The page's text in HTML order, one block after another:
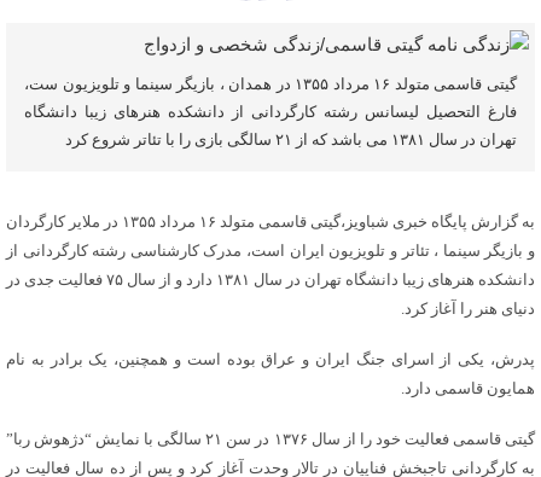
گیتی قاسمی متولد ۱۶ مرداد ۱۳۵۵ در همدان ، بازیگر سینما و تلویزیون ست،
فارغ التحصیل لیسانس رشته کارگردانی از دانشکده هنرهای زیبا دانشگاه
تهران در سال ۱۳۸۱ می باشد که از ۲۱ سالگی بازی را با تئاتر شروع کرد
به گزارش پایگاه خبری شباویز،گیتی قاسمی متولد ۱۶ مرداد ۱۳۵۵ در ملایر کارگردان
و بازیگر سینما ، تئاتر و تلویزیون ایران است، مدرک کارشناسی رشته کارگردانی از
دانشکده هنرهای زیبا دانشگاه تهران در سال ۱۳۸۱ دارد و از سال ۷۵ فعالیت جدی در
دنیای هنر را آغاز کرد.
پدرش، یکی از اسرای جنگ ایران و عراق بوده است و همچنین، یک برادر به نام
همایون قاسمی دارد.
گیتی قاسمی فعالیت خود را از سال ۱۳۷۶ در سن ۲۱ سالگی با نمایش “دژهوش ربا”
به کارگردانی تاجبخش فناییان در تالار وحدت آغاز کرد و پس از ده سال فعالیت در